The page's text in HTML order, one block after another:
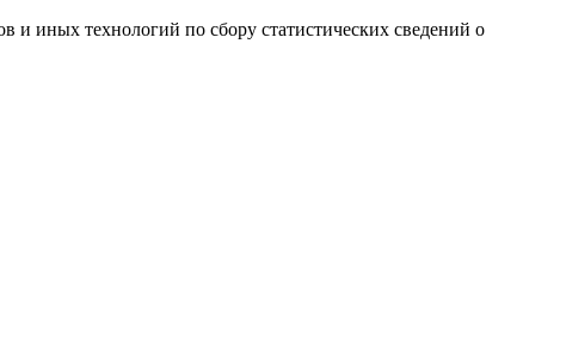
и иных технологий по сбору статистических сведений о